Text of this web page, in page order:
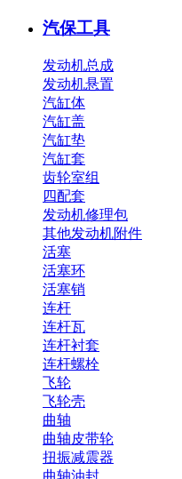
汽保工具
发动机总成
发动机悬置
汽缸体
汽缸盖
汽缸垫
汽缸套
齿轮室组
四配套
发动机修理包
其他发动机附件
活塞
活塞环
活塞销
连杆
连杆瓦
连杆衬套
连杆螺栓
飞轮
飞轮壳
曲轴
曲轴皮带轮
扭振减震器
曲轴油封